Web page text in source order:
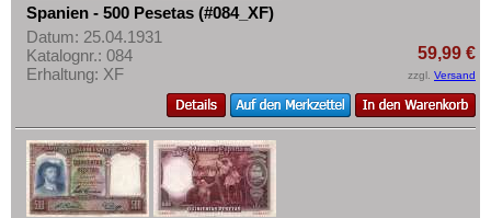
AGB
Impressum
Spanien - 500 Pesetas (#084_XF)
Datum: 25.04.1931
Katalognr.: 084
Erhaltung: XF
59,99 €
zzgl. Versand